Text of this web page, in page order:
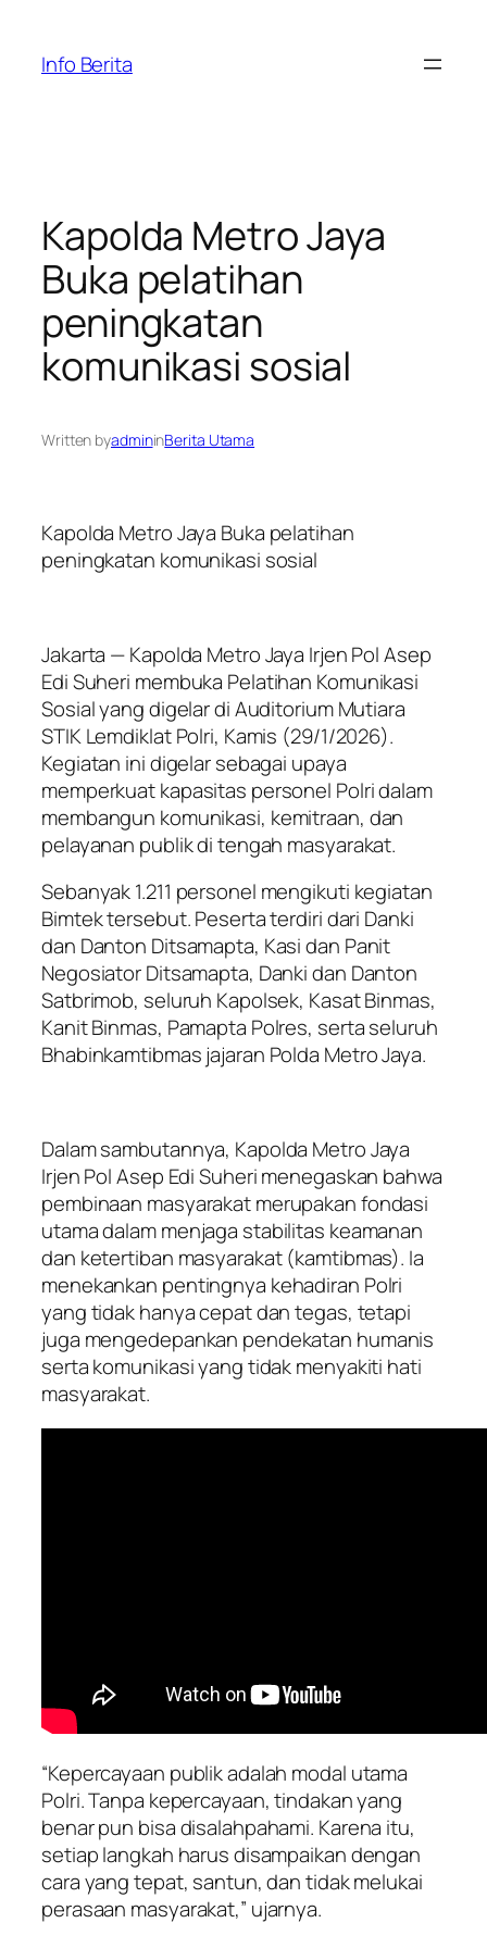
content
Info Berita
Kapolda Metro Jaya
Buka pelatihan
peningkatan
komunikasi sosial
Written byadmininBerita Utama
Kapolda Metro Jaya Buka pelatihan
peningkatan komunikasi sosial
Jakarta — Kapolda Metro Jaya Irjen Pol Asep
Edi Suheri membuka Pelatihan Komunikasi
Sosial yang digelar di Auditorium Mutiara
STIK Lemdiklat Polri, Kamis (29/1/2026).
Kegiatan ini digelar sebagai upaya
memperkuat kapasitas personel Polri dalam
membangun komunikasi, kemitraan, dan
pelayanan publik di tengah masyarakat.
Sebanyak 1.211 personel mengikuti kegiatan
Bimtek tersebut. Peserta terdiri dari Danki
dan Danton Ditsamapta, Kasi dan Panit
Negosiator Ditsamapta, Danki dan Danton
Satbrimob, seluruh Kapolsek, Kasat Binmas,
Kanit Binmas, Pamapta Polres, serta seluruh
Bhabinkamtibmas jajaran Polda Metro Jaya.
Dalam sambutannya, Kapolda Metro Jaya
Irjen Pol Asep Edi Suheri menegaskan bahwa
pembinaan masyarakat merupakan fondasi
utama dalam menjaga stabilitas keamanan
dan ketertiban masyarakat (kamtibmas). Ia
menekankan pentingnya kehadiran Polri
yang tidak hanya cepat dan tegas, tetapi
juga mengedepankan pendekatan humanis
serta komunikasi yang tidak menyakiti hati
masyarakat.
“Kepercayaan publik adalah modal utama
Polri. Tanpa kepercayaan, tindakan yang
benar pun bisa disalahpahami. Karena itu,
setiap langkah harus disampaikan dengan
cara yang tepat, santun, dan tidak melukai
perasaan masyarakat,” ujarnya.